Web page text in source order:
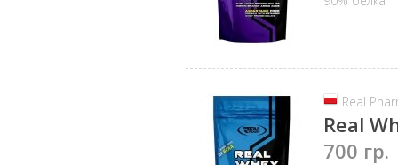
Real
Real
700 гр.